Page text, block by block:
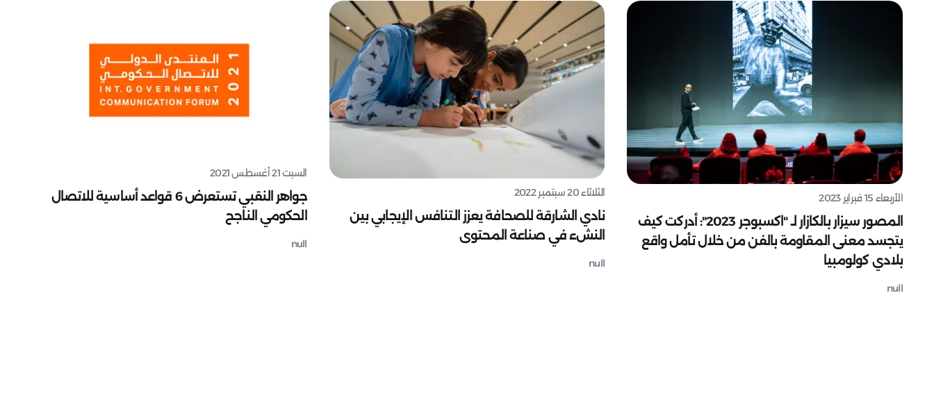
الأربعاء 15 فبراير 2023
المصور سيزار بالكازار لـ "اكسبوجر 2023": أدركت كيف
يتجسد معنى المقاومة بالفن من خلال تأمل واقع
بلادي كولومبيا
null
الثلاثاء 20 سبتمبر 2022
نادي الشارقة للصحافة يعزز التنافس الإيجابي بين
النشء في صناعة المحتوى
null
السبت 21 أغسطس 2021
جواهر النقبي تستعرض 6 قواعد أساسية للاتصال
الحكومي الناجح
null